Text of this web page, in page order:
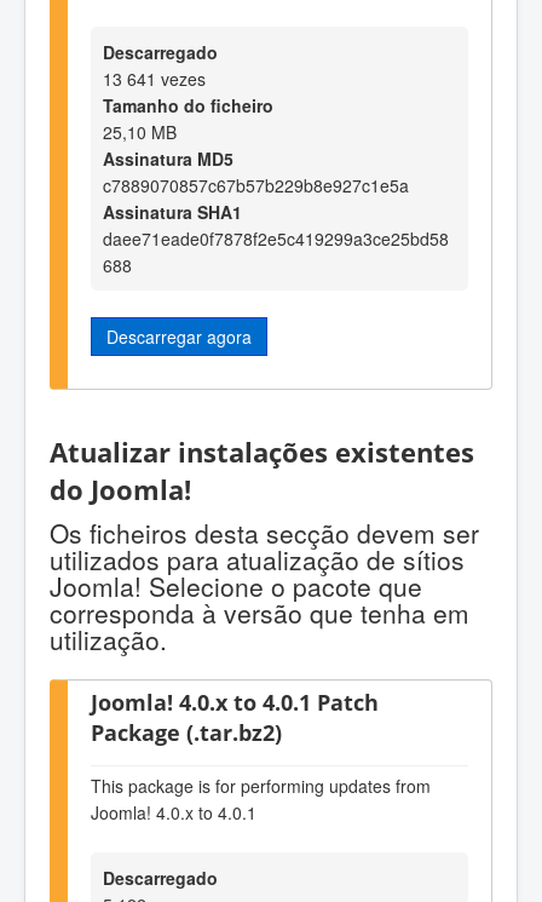
Descarregado
13 641 vezes
Tamanho do ficheiro
25,10 MB
Assinatura MD5
c7889070857c67b57b229b8e927c1e5a
Assinatura SHA1
daee71eade0f7878f2e5c419299a3ce25bd58
688
Descarregar agora
Atualizar instalações existentes
do Joomla!
Os ficheiros desta secção devem ser
utilizados para atualização de sítios
Joomla! Selecione o pacote que
corresponda à versão que tenha em
utilização.
Joomla! 4.0.x to 4.0.1 Patch
Package (.tar.bz2)
This package is for performing updates from
Joomla! 4.0.x to 4.0.1
Descarregado